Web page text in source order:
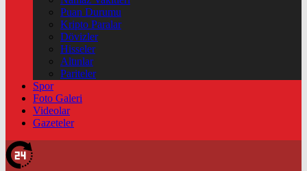
Puan Durumu
Kripto Paralar
Dövizler
Hisseler
Altınlar
Pariteler
Spor
Foto Galeri
Videolar
Gazeteler